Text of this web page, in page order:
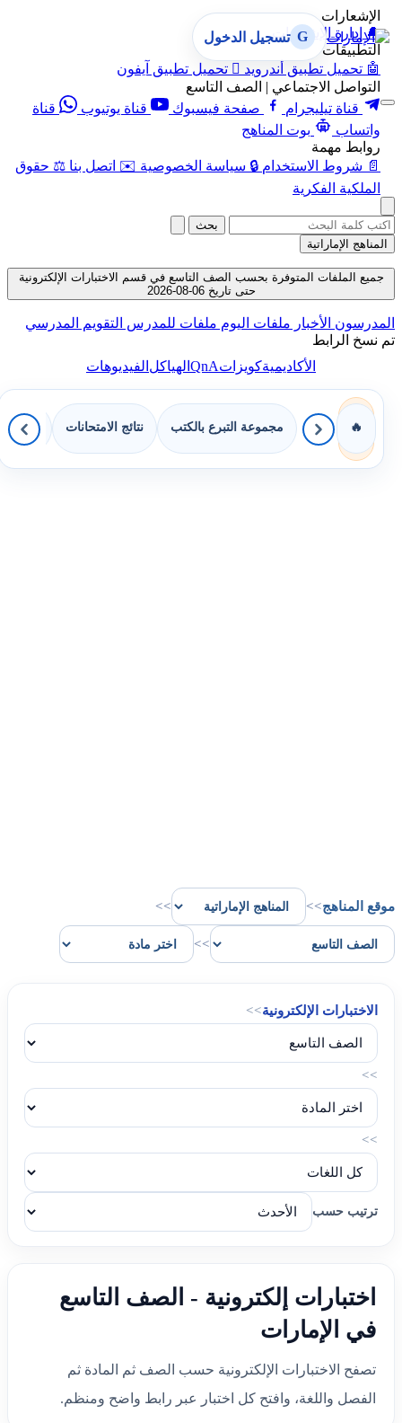
الإشعارات
🔔 إدارة الإشعارات
التطبيقات
🤖 تحميل تطبيق أندرويد  تحميل تطبيق آيفون
التواصل الاجتماعي | الصف التاسع
قناة تيليجرام
صفحة فيسبوك قناة يوتيوب
قناة
واتساب
بوت المناهج
روابط مهمة
📄 شروط الاستخدام 🔒 سياسة الخصوصية ✉️ اتصل بنا ⚖️ حقوق
الملكية الفكرية
G تسجيل الدخول
بحث
المناهج الإماراتية
جميع الملفات المتوفرة بحسب الصف التاسع في قسم الاختبارات الإلكترونية
حتى تاريخ 06-08-2026
المدرسون الأخبار ملفات اليوم ملفات للمدرس التقويم المدرسي
تم نسخ الرابط
الأكاديميةكويزاتQnAالهياكلالفيديوهات
🔥 مجموعة التبرع بالكتب نتائج الامتحانات
موقع المناهج>>
>>
>>
الاختبارات الإلكترونية>>
>>
>>
ترتيب حسب
اختبارات إلكترونية - الصف التاسع
في الإمارات
تصفح الاختبارات الإلكترونية حسب الصف ثم المادة ثم
الفصل واللغة، وافتح كل اختبار عبر رابط واضح ومنظم.